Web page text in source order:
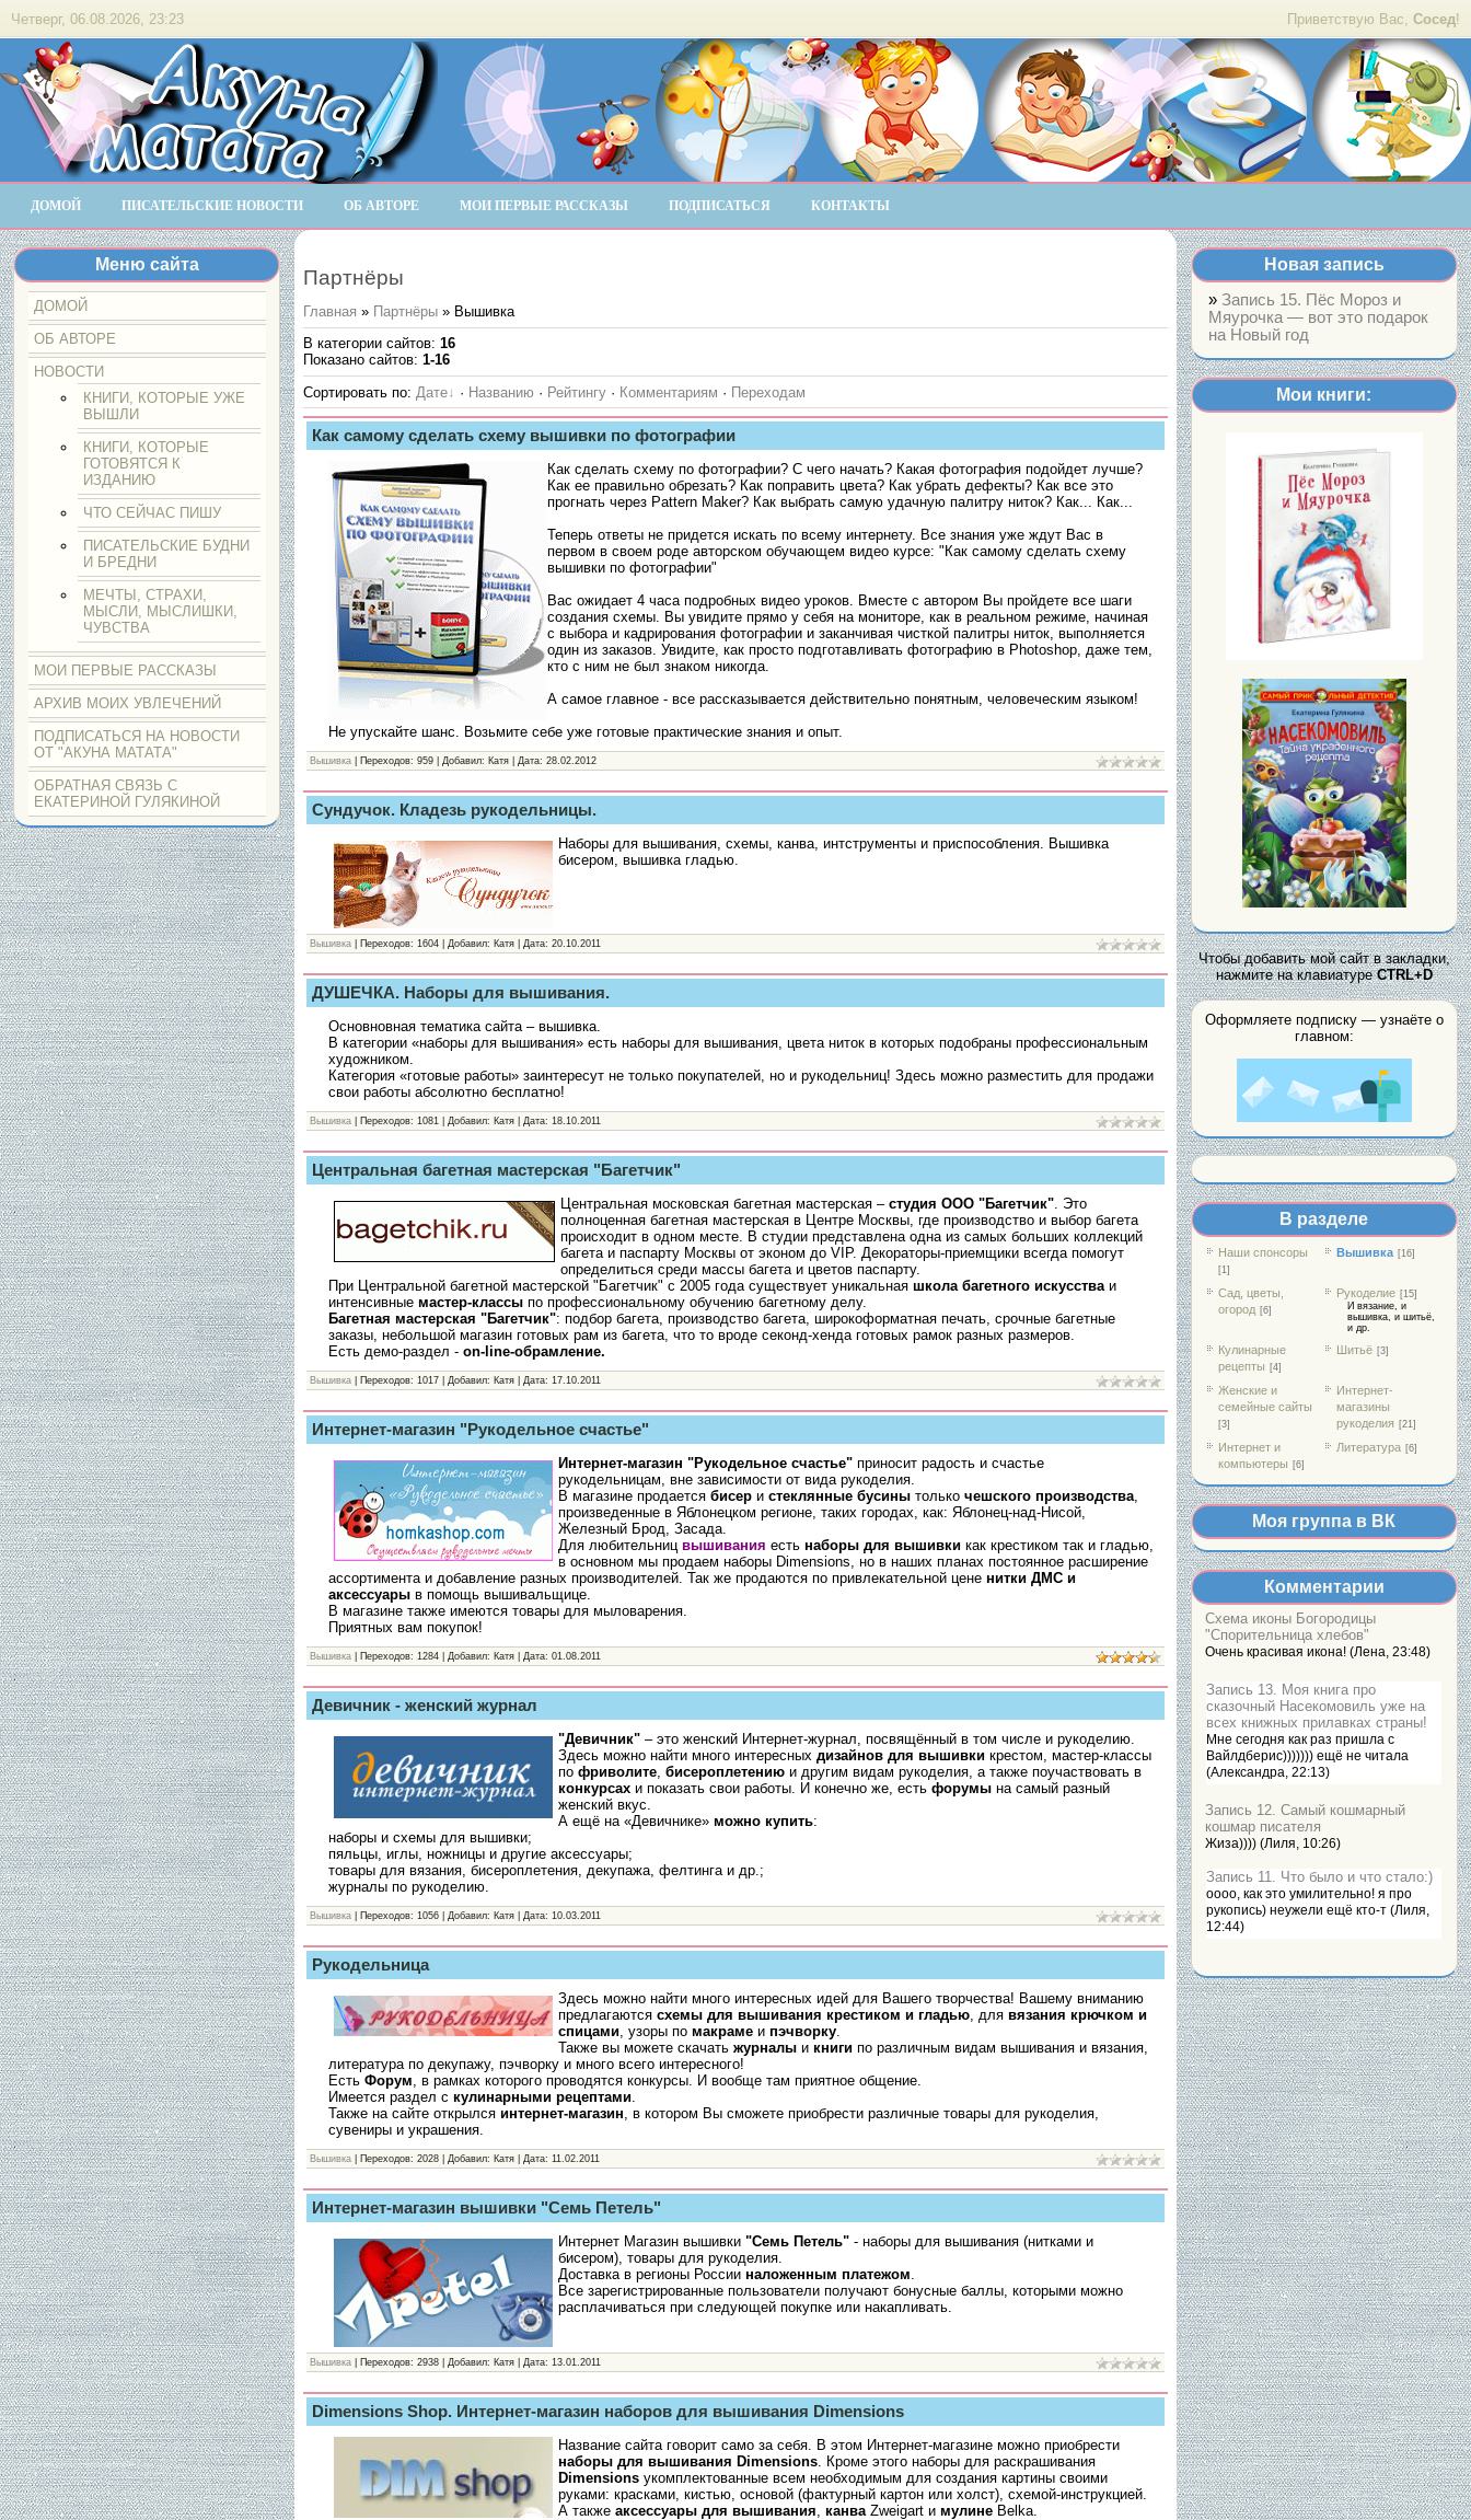
Приветствую Вас, Сосед!
Четверг, 06.08.2026, 23:23
ДОМОЙ ПИСАТЕЛЬСКИЕ НОВОСТИ ОБ АВТОРЕ МОИ ПЕРВЫЕ РАССКАЗЫ ПОДПИСАТЬСЯ КОНТАКТЫ
Меню сайта
ДОМОЙ
ОБ АВТОРЕ
НОВОСТИ
КНИГИ, КОТОРЫЕ УЖЕ
ВЫШЛИ
КНИГИ, КОТОРЫЕ
ГОТОВЯТСЯ К
ИЗДАНИЮ
ЧТО СЕЙЧАС ПИШУ
ПИСАТЕЛЬСКИЕ БУДНИ
И БРЕДНИ
МЕЧТЫ, СТРАХИ,
МЫСЛИ, МЫСЛИШКИ,
ЧУВСТВА
МОИ ПЕРВЫЕ РАССКАЗЫ
АРХИВ МОИХ УВЛЕЧЕНИЙ
ПОДПИСАТЬСЯ НА НОВОСТИ
ОТ "АКУНА МАТАТА"
ОБРАТНАЯ СВЯЗЬ С
ЕКАТЕРИНОЙ ГУЛЯКИНОЙ
Новая запись
» Запись 15. Пёс Мороз и
Мяурочка — вот это подарок
на Новый год
Мои книги:
Чтобы добавить мой сайт в закладки,
нажмите на клавиатуреCTRL+D
Оформляете подписку — узнаёте о
главном:
В разделе
Наши спонсоры
[1]
Вышивка [16]
Сад, цветы,
огород [6]
Рукоделие [15]
И вязание, и
вышивка, и шитьё,
и др.
Кулинарные
рецепты [4]
Шитьё [3]
Женские и
семейные сайты
[3]
Интернет-
магазины
рукоделия [21]
Интернет и
компьютеры [6]
Литература [6]
Моя группа в ВК
Комментарии
Схема иконы Богородицы
"Спорительница хлебов"
Очень красивая икона! (Лена, 23:48)
Запись 13. Моя книга про
сказочный Насекомовиль уже на
всех книжных прилавках страны!
Мне сегодня как раз пришла с
Вайлдберис))))))) ещё не читала
(Александра, 22:13)
Запись 12. Самый кошмарный
кошмар писателя
Жиза)))) (Лиля, 10:26)
Запись 11. Что было и что стало:)
оооо, как это умилительно! я про
рукопись) неужели ещё кто-т (Лиля,
12:44)
Партнёры
Главная » Партнёры» Вышивка
В категории сайтов: 16
Показано сайтов: 1-16
Сортировать по: Дате · Названию · Рейтингу· Комментариям · Переходам
Как самому сделать схему вышивки по фотографии
Как сделать схему по фотографии? С чего начать? Какая фотография подойдет лучше?
Как ее правильно обрезать? Как поправить цвета? Как убрать дефекты? Как все это
прогнать через Pattern Maker? Как выбрать самую удачную палитру ниток? Как... Как...
Теперь ответы не придется искать по всему интернету. Все знания уже ждут Вас в
первом в своем роде авторском обучающем видео курсе: "Как самому сделать схему
вышивки по фотографии"
Вас ожидает 4 часа подробных видео уроков. Вместе с автором Вы пройдете все шаги
создания схемы. Вы увидите прямо у себя на мониторе, как в реальном режиме, начиная
с выбора и кадрирования фотографии и заканчивая чисткой палитры ниток, выполняется
один из заказов. Увидите, как просто подготавливать фотографию в Photoshop, даже тем,
кто с ним не был знаком никогда.
А самое главное - все рассказывается действительно понятным, человеческим языком!
Не упускайте шанс. Возьмите себе уже готовые практические знания и опыт.
Вышивка| Переходов: 959 | Добавил: Катя | Дата: 28.02.2012
Сундучок. Кладезь рукодельницы.
Наборы для вышивания, схемы, канва, интструменты и приспособления. Вышивка
бисером, вышивка гладью.
Вышивка| Переходов: 1604 | Добавил: Катя | Дата: 20.10.2011
ДУШЕЧКА. Наборы для вышивания.
Основновная тематика сайта – вышивка.
В категории «наборы для вышивания» есть наборы для вышивания, цвета ниток в которых подобраны профессиональным
художником.
Категория «готовые работы» заинтересут не только покупателей, но и рукодельниц! Здесь можно разместить для продажи
свои работы абсолютно бесплатно!
Вышивка| Переходов: 1081 | Добавил: Катя | Дата: 18.10.2011
Центральная багетная мастерская "Багетчик"
Центральная московская багетная мастерская – студия ООО "Багетчик". Это
полноценная багетная мастерская в Центре Москвы, где производство и выбор багета
происходит в одном месте. В студии представлена одна из самых больших коллекций
багета и паспарту Москвы от эконом до VIP. Декораторы-приемщики всегда помогут
определиться среди массы багета и цветов паспарту.
При Центральной багетной мастерской "Багетчик" с 2005 года существует уникальная школа багетного искусстваи
интенсивные мастер-классыпо профессиональному обучению багетному делу.
Багетная мастерская "Багетчик": подбор багета, производство багета, широкоформатная печать, срочные багетные
заказы, небольшой магазин готовых рам из багета, что то вроде секонд-хенда готовых рамок разных размеров.
Есть демо-раздел - on-line-обрамление.
Вышивка| Переходов: 1017 | Добавил: Катя | Дата: 17.10.2011
Интернет-магазин "Рукодельное счастье"
Интернет-магазин "Рукодельное счастье"приносит радость и счастье
рукодельницам, вне зависимости от вида рукоделия.
В магазине продается бисери стеклянные бусинытолько чешского производства,
произведенные в Яблонецком регионе, таких городах, как: Яблонец-над-Нисой,
Железный Брод, Засада.
Для любительниц вышивания есть наборы для вышивкикак крестиком так и гладью,
в основном мы продаем наборы Dimensions, но в наших планах постоянное расширение
ассортимента и добавление разных производителей. Так же продаются по привлекательной цене нитки ДМС и
аксессуарыв помощь вышивальщице.
В магазине также имеются товары для мыловарения.
Приятных вам покупок!
Вышивка| Переходов: 1284 | Добавил: Катя | Дата: 01.08.2011
Девичник - женский журнал
"Девичник"– это женский Интернет-журнал, посвящённый в том числе и рукоделию.
Здесь можно найти много интересных дизайнов для вышивкикрестом, мастер-классы
по фриволите, бисероплетениюи другим видам рукоделия, а также поучаствовать в
конкурсахи показать свои работы. И конечно же, есть форумына самый разный
женский вкус.
А ещё на «Девичнике» можно купить:
наборы и схемы для вышивки;
пяльцы, иглы, ножницы и другие аксессуары;
товары для вязания, бисероплетения, декупажа, фелтинга и др.;
журналы по рукоделию.
Вышивка| Переходов: 1056 | Добавил: Катя | Дата: 10.03.2011
Рукодельница
Здесь можно найти много интересных идей для Вашего творчества! Вашему вниманию
предлагаются схемы для вышивания крестиком и гладью, для вязания крючком и
спицами, узоры по макрамеи пэчворку.
Также вы можете скачать журналыи книгипо различным видам вышивания и вязания,
литература по декупажу, пэчворку и много всего интересного!
Есть Форум , в рамках которого проводятся конкурсы. И вообще там приятное общение.
Имеется раздел с кулинарными рецептами.
Также на сайте открылся интернет-магазин , в котором Вы сможете приобрести различные товары для рукоделия,
сувениры и украшения.
Вышивка| Переходов: 2028 | Добавил: Катя | Дата: 11.02.2011
Интернет-магазин вышивки "Семь Петель"
Интернет Магазин вышивки "Семь Петель"- наборы для вышивания (нитками и
бисером), товары для рукоделия.
Доставка в регионы России наложенным платежом
Все зарегистрированные пользователи получают бонусные баллы, которыми можно
расплачиваться при следующей покупке или накапливать.
Вышивка| Переходов: 2938 | Добавил: Катя | Дата: 13.01.2011
Dimensions Shop. Интернет-магазин наборов для вышивания Dimensions
Название сайта говорит само за себя. В этом Интернет-магазине можно приобрести
наборы для вышивания Dimensions. Кроме этого наборы для раскрашивания
Dimensionsукомплектованные всем необходимым для создания картины своими
руками: красками, кистью, основой (фактурный картон или холст), схемой-инструкцией.
А также аксессуары для вышивания канваZweigart и мулинеBelka.